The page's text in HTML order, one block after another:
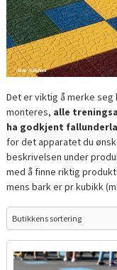
Det er viktig å merke
monteres, alle
ha godkjent
for det apparatet du
beskrivelsen under
med å finne riktig
mens bark er pr kubikk